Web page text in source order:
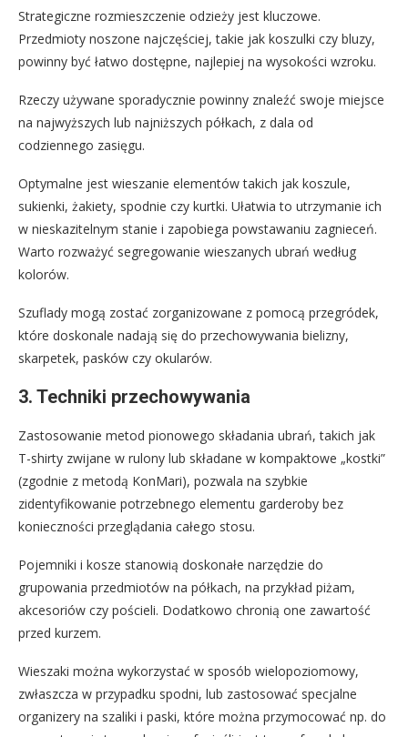
Strategiczne rozmieszczenie odzieży jest kluczowe.
Przedmioty noszone najczęściej, takie jak koszulki czy bluzy,
powinny być łatwo dostępne, najlepiej na wysokości wzroku.
Rzeczy używane sporadycznie powinny znaleźć swoje miejsce
na najwyższych lub najniższych półkach, z dala od
codziennego zasięgu.
Optymalne jest wieszanie elementów takich jak koszule,
sukienki, żakiety, spodnie czy kurtki. Ułatwia to utrzymanie ich
w nieskazitelnym stanie i zapobiega powstawaniu zagnieceń.
Warto rozważyć segregowanie wieszanych ubrań według
kolorów.
Szuflady mogą zostać zorganizowane z pomocą przegródek,
które doskonale nadają się do przechowywania bielizny,
skarpetek, pasków czy okularów.
3. Techniki przechowywania
Zastosowanie metod pionowego składania ubrań, takich jak
T-shirty zwijane w rulony lub składane w kompaktowe „kostki”
(zgodnie z metodą KonMari), pozwala na szybkie
zidentyfikowanie potrzebnego elementu garderoby bez
konieczności przeglądania całego stosu.
Pojemniki i kosze stanowią doskonałe narzędzie do
grupowania przedmiotów na półkach, na przykład piżam,
akcesoriów czy pościeli. Dodatkowo chronią one zawartość
przed kurzem.
Wieszaki można wykorzystać w sposób wielopoziomowy,
zwłaszcza w przypadku spodni, lub zastosować specjalne
organizery na szaliki i paski, które można przymocować np. do